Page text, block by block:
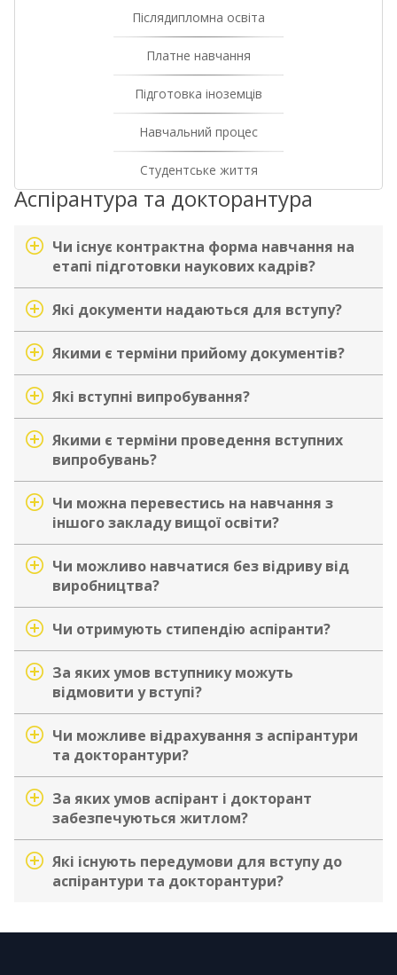
Післядипломна освіта
Платне навчання
Підготовка іноземців
Навчальний процес
Студентське життя
Аспірантура та докторантура
Чи існує контрактна форма навчання на
етапі підготовки наукових кадрів?
Які документи надаються для вступу?
Якими є терміни прийому документів?
Які вступні випробування?
Якими є терміни проведення вступних
випробувань?
Чи можна перевестись на навчання з
іншого закладу вищої освіти?
Чи можливо навчатися без відриву від
виробництва?
Чи отримують стипендію аспіранти?
За яких умов вступнику можуть
відмовити у вступі?
Чи можливе відрахування з аспірантури
та докторантури?
За яких умов аспірант і докторант
забезпечуються житлом?
Які існують передумови для вступу до
аспірантури та докторантури?